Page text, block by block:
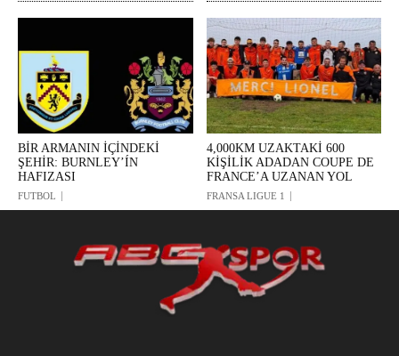
BİR ARMANIN İÇİNDEKİ
ŞEHİR: BURNLEY’ÍN
HAFIZASI
FUTBOL
4,000KM UZAKTAKİ 600
KİŞİLİK ADADAN COUPE DE
FRANCE’A UZANAN YOL
FRANSA LIGUE 1